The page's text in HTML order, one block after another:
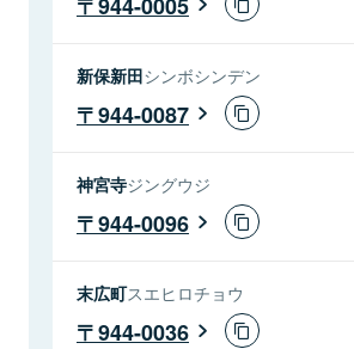
新保新田シンボシンデン
944-0087
神宮寺ジングウジ
944-0096
末広町スエヒロチョウ
944-0036